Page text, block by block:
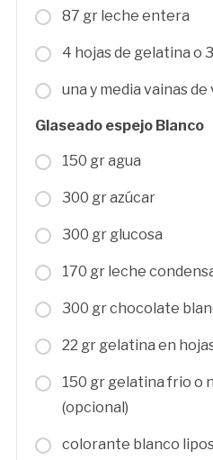
87 gr leche entera
4 hojas de gelatina o
una y media vainas de
Glaseado espejo Blanco
150 gr agua
300 gr azúcar
300 gr glucosa
170 gr leche
300 gr chocolate
22 gr gelatina en
150 gr gelatina frio o
(opcional)
colorante blanco